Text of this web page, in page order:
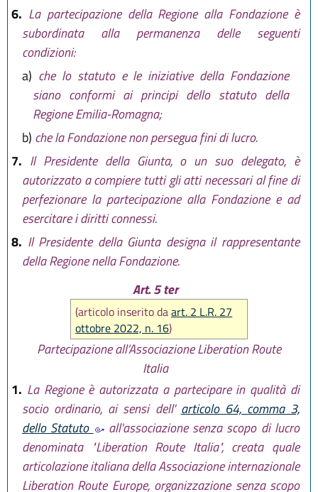
6. La partecipazione della Regione alla Fondazione è
subordinata alla permanenza delle seguenti
condizioni:
a) che lo statuto e le iniziative della Fondazione
siano conformi ai principi dello statuto della
Regione Emilia-Romagna;
b) che la Fondazione non persegua fini di lucro.
7. Il Presidente della Giunta, o un suo delegato, è
autorizzato a compiere tutti gli atti necessari al fine di
perfezionare la partecipazione alla Fondazione e ad
esercitare i diritti connessi.
8. Il Presidente della Giunta designa il rappresentante
della Regione nella Fondazione.
Art. 5 ter
(articolo inserito daart. 2 L.R. 27
ottobre 2022, n. 16)
Partecipazione all’Associazione Liberation Route
Italia
1. La Regione è autorizzata a partecipare in qualità di
socio ordinario, ai sensi dell' articolo 64, comma 3,
dello Statuto
all'associazione senza scopo di lucro
denominata "Liberation Route Italia", creata quale
articolazione italiana della Associazione internazionale
Liberation Route Europe, organizzazione senza scopo